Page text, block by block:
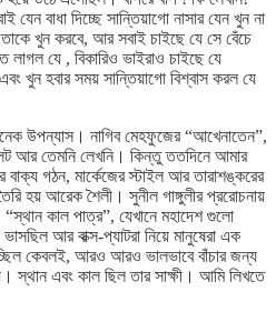
বাধা দিচ্ছে সান্তিয়াগো নাসার যেন খুন না
খুন করবে, আর সবাই চাইছে যে সে বেঁচে
যে , বিকারিও ভাইরাও চাইছে যে
খুন হবার সময় সান্তিয়াগো বিশ্বাস করল যে
উপন্যাস। নাগিব মেহফুজের “আখেনাতেন”,
আর তেমনি লেখনি। কিন্তু ততদিনে আমার
গঠন, মার্কেজের স্টাইল আর তারাশঙ্করের
হয় আরেক শৈলী। সুনীল গাঙ্গুলীর প্ররোচনায়
কাল পাত্র”, যেখানে মহাদেশ গুলো
আর বাক্স-প্যাটরা নিয়ে মানুষেরা এক
কেবলই, আরও আরও ভালভাবে বাঁচার জন্য
স্থান এবং কাল ছিল তার সাক্ষী। আমি লিখতে